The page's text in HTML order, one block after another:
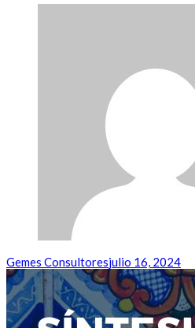
Gemes Consultoresjulio 16, 2024